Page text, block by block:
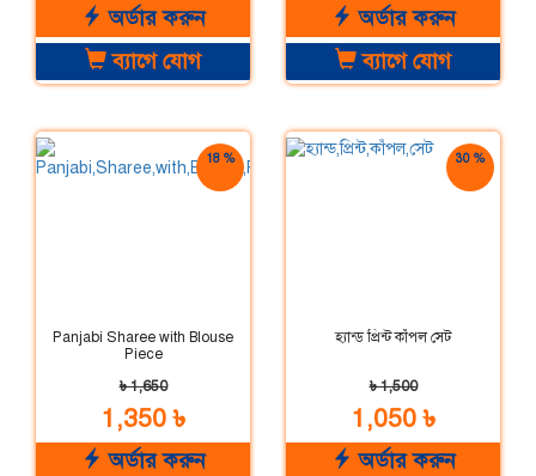
অর্ডার করুন
ব্যাগে যোগ
অর্ডার করুন
ব্যাগে যোগ
18 %
Panjabi Sharee with Blouse
Piece
৳ 1,650
1,350 ৳
অর্ডার করুন
30 %
হ্যান্ড প্রিন্ট কাঁপল সেট
৳ 1,500
1,050 ৳
অর্ডার করুন